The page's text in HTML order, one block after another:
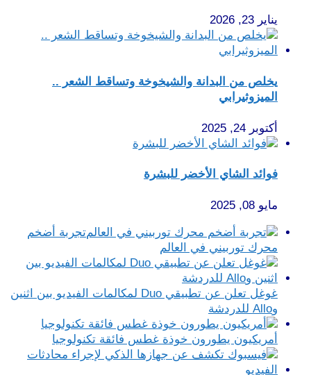
يناير 23, 2026
يخلص من البدانة والشيخوخة وتساقط الشعر ..
الميزوثيرابي
أكتوبر 24, 2025
فوائد الشاي الأخضر للبشرة
مايو 08, 2025
تجربة أضخم
محرك توربيني في العالم
غوغل تعلن عن تطبيقي Duo لمكالمات الفيديو بين اثنين
وAllo للدردشة‎
أمريكيون يطورون خوذة غطس فائقة تكنولوجيا